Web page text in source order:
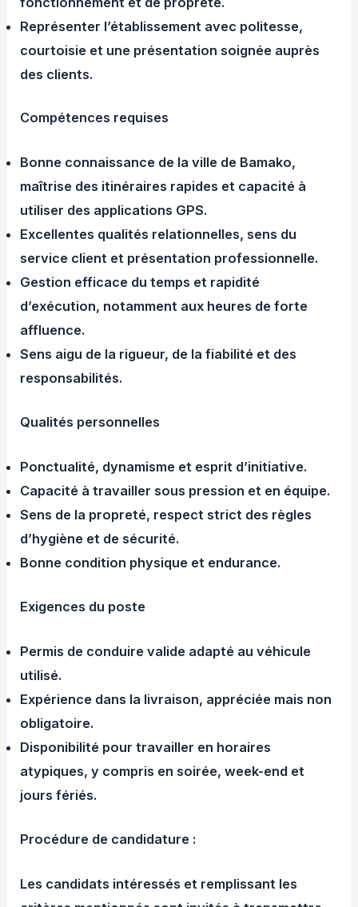
Représenter l’établissement avec politesse,
courtoisie et une présentation soignée auprès
des clients.
Compétences requises
Bonne connaissance de la ville de Bamako,
maîtrise des itinéraires rapides et capacité à
utiliser des applications GPS.
Excellentes qualités relationnelles, sens du
service client et présentation professionnelle.
Gestion efficace du temps et rapidité
d’exécution, notamment aux heures de forte
affluence.
Sens aigu de la rigueur, de la fiabilité et des
responsabilités.
Qualités personnelles
Ponctualité, dynamisme et esprit d’initiative.
Capacité à travailler sous pression et en équipe.
Sens de la propreté, respect strict des règles
d’hygiène et de sécurité.
Bonne condition physique et endurance.
Exigences du poste
Permis de conduire valide adapté au véhicule
utilisé.
Expérience dans la livraison, appréciée mais non
obligatoire.
Disponibilité pour travailler en horaires
atypiques, y compris en soirée, week-end et
jours fériés.
Procédure de candidature :
Les candidats intéressés et remplissant les